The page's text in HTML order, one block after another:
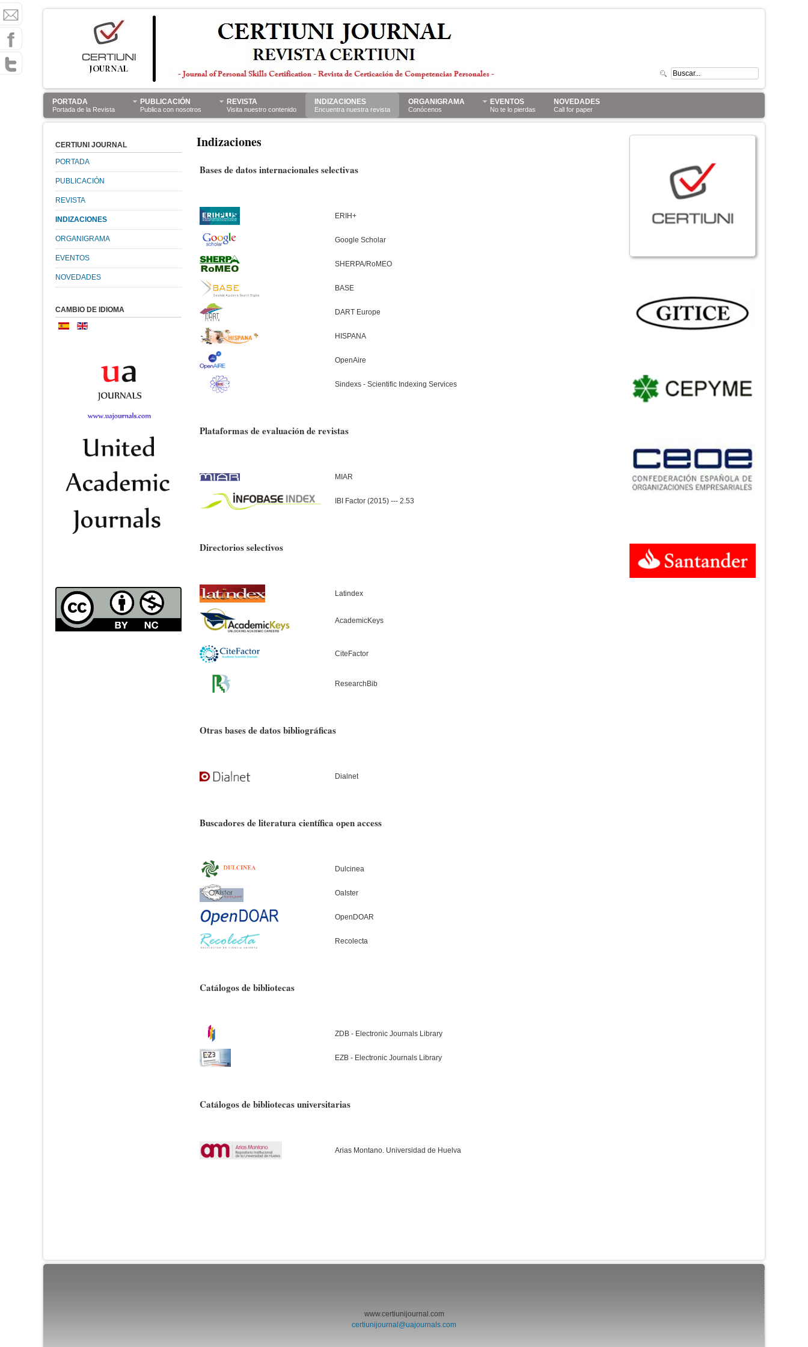
PORTADA
Portada de la Revista
PUBLICACIÓN
Publica con nosotros
REVISTA
Visita nuestro contenido
INDIZACIONES
Encuentra nuestra revista
ORGANIGRAMA
Conócenos
EVENTOS
No te lo pierdas
NOVEDADES
Call for paper
Indizaciones
Bases de datos internacionales selectivas
ERIH+
Google Scholar
SHERPA/RoMEO
BASE
DART Europe
HISPANA
OpenAire
Sindexs - Scientific Indexing Services
Plataformas de evaluación de revistas
MIAR
IBI Factor (2015) --- 2.53
Directorios selectivos
Latindex
AcademicKeys
CiteFactor
ResearchBib
Otras bases de datos bibliográficas
Dialnet
Buscadores de literatura científica open access
Dulcinea
OaIster
OpenDOAR
Recolecta
Catálogos de bibliotecas
ZDB - Electronic Journals Library
EZB - Electronic Journals Library
Catálogos de bibliotecas universitarias
Arias Montano. Universidad de Huelva
CERTIUNI JOURNAL
PORTADA
PUBLICACIÓN
REVISTA
INDIZACIONES
ORGANIGRAMA
EVENTOS
NOVEDADES
CAMBIO DE IDIOMA
www.certiunijournal.com
certiunijournal@uajournals.com